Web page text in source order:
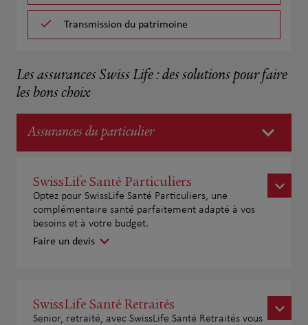
Transmission du patrimoine
Les assurances Swiss Life : des solutions pour faire
les bons choix
Assurances du particulier
SwissLife Santé Particuliers
Optez pour SwissLife Santé Particuliers, une
complémentaire santé parfaitement adapté à vos
besoins et à votre budget.
Faire un devis
SwissLife Santé Retraités
Senior, retraité, avec SwissLife Santé Retraités vous